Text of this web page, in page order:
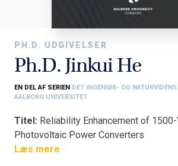
PH.D. UDGIVELSER
Ph.D. Jinkui He
EN DEL AF SERIEN DET INGENIØR- OG
AALBORG UNIVERSITET
Titel: Reliability Enhancement of
Photovoltaic Power Converters
Fakultet:Det Ingeniør- og
Læs mere